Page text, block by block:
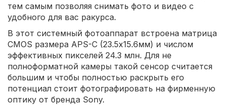
тем самым позволяя снимать фото и видео с
удобного для вас ракурса.
В этот системный фотоаппарат встроена матрица
CMOS размера APS-С (23.5х15.6мм) и числом
эффективных пикселей 24.3 млн. Для не
полноформатной камеры такой сенсор считается
большим и чтобы полностью раскрыть его
потенциал стоит фотографировать на фирменную
оптику от бренда Sony.